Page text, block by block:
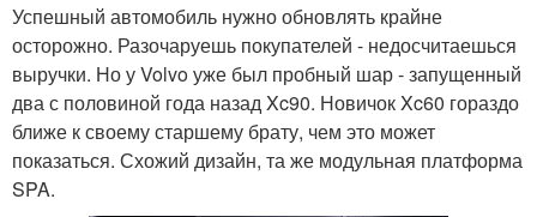
Успешный автомобиль нужно обновлять крайне
осторожно. Разочаруешь покупателей - недосчитаешься
выручки. Но у Volvo уже был пробный шар - запущенный
два с половиной года назад Xc90. Новичок Xc60 гораздо
ближе к своему старшему брату, чем это может
показаться. Схожий дизайн, та же модульная платформа
SPA.